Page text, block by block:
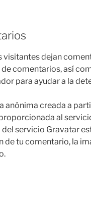
visitantes dejan
comentarios, así
para ayudar a la
anónima creada a
al
servicio Gravatar
de tu comentario, la